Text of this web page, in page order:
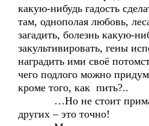
какую-нибудь гадость
там, однополая любовь,
загадить, болезнь какую-
закультивировать, гены
наградить ими своё
чего подлого можно
кроме того, как пить?..
…Но не стоит
других – это точно!